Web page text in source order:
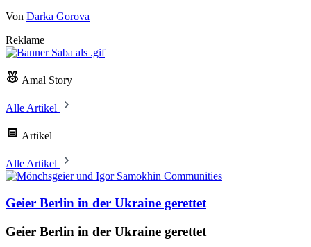
Von Darka Gorova
Reklame
Amal Story
Alle Artikel
Artikel
Alle Artikel
Communities
Geier Berlin in der Ukraine gerettet
Geier Berlin in der Ukraine gerettet